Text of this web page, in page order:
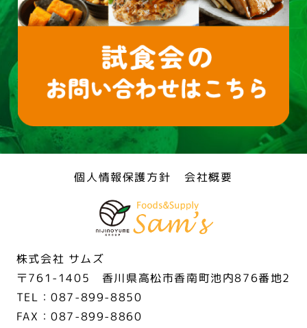
個人情報保護方針 会社概要
株式会社 サムズ
〒761-1405 香川県高松市香南町池内876番地2
TEL：087-899-8850
FAX：087-899-8860